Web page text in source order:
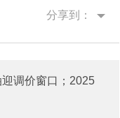
分享到：
调价窗口；2025